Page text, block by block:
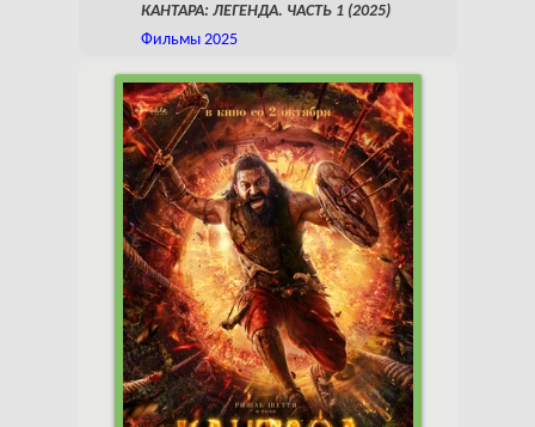
КАНТАРА: ЛЕГЕНДА. ЧАСТЬ 1 (2025)
Фильмы 2025